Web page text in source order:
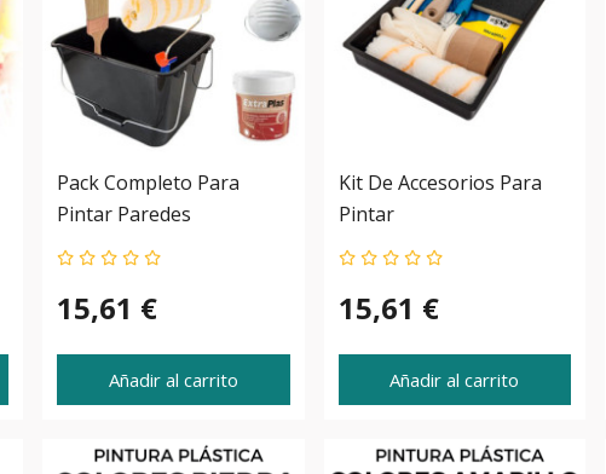
Pack Completo Para
Pintar Paredes
15,61 €
Añadir al carrito
Kit De Accesorios Para
Pintar
15,61 €
Añadir al carrito